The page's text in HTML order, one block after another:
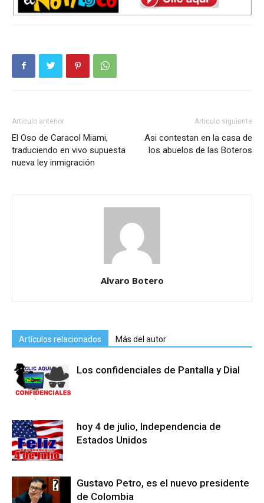
Artículo anterior
El Oso de Caracol Miami,
traduciendo en vivo supuesta
nueva ley inmigración
Artículo siguiente
Asi contestan en la casa de
los abuelos de las Boteros
Alvaro Botero
Artículos relacionados Más del autor
Los confidenciales de Pantalla y Dial
hoy 4 de julio, Independencia de
Estados Unidos
Gustavo Petro, es el nuevo presidente
de Colombia